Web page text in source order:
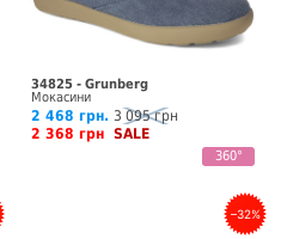
34825 - Grunberg
Мокасини
2 468 грн. 3 095 грн
2 368 грн SALE
360°
–32%